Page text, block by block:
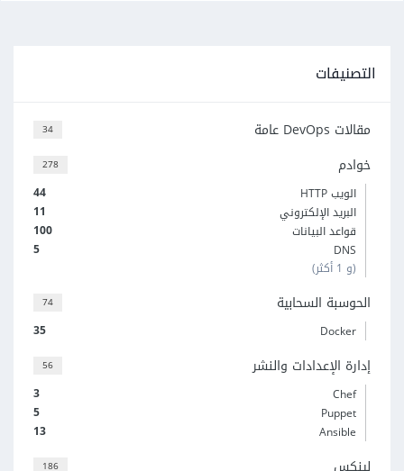
التصنيفات
34 مقالات DevOps عامة
278 خوادم
44
الويب HTTP
11
البريد الإلكتروني
100
قواعد البيانات
5
DNS
(و 1 أكثر)
74 الحوسبة السحابية
35 Docker
56 إدارة الإعدادات والنشر
3
Chef
5
Puppet
13
Ansible
186